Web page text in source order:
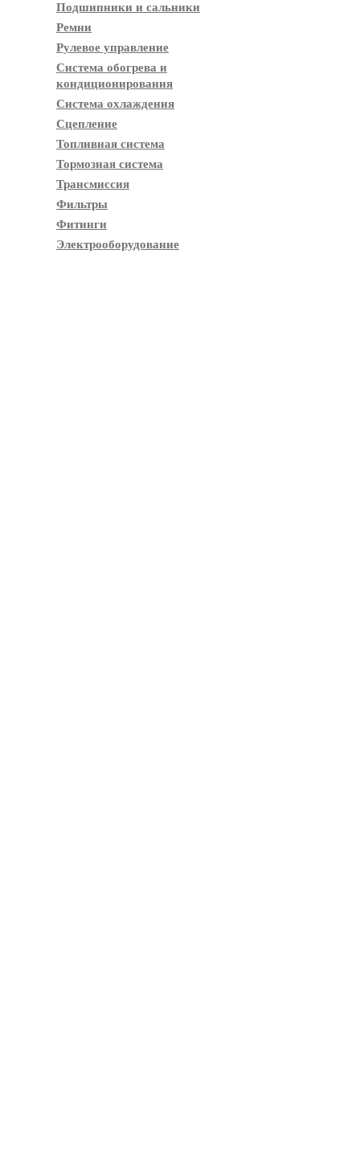
Подшипники и сальники
Ремни
Рулевое управление
Система обогрева и
кондиционирования
Система охлаждения
Сцепление
Топливная система
Тормозная система
Трансмиссия
Фильтры
Фитинги
Электрооборудование